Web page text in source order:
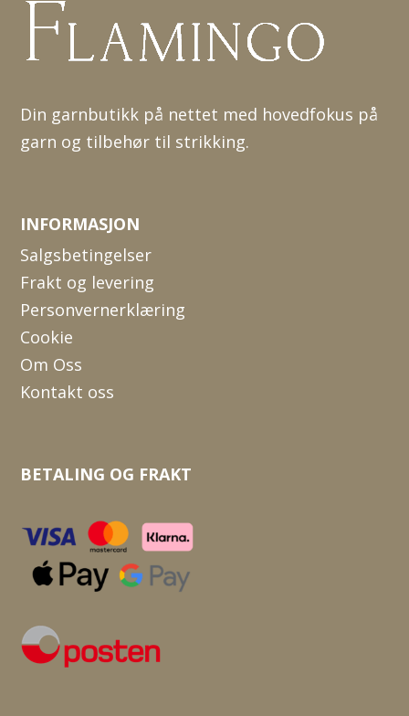
Din garnbutikk på nettet med hovedfokus på
garn og tilbehør til strikking.
INFORMASJON
Salgsbetingelser
Frakt og levering
Personvernerklæring
Cookie
Om Oss
Kontakt oss
BETALING OG FRAKT